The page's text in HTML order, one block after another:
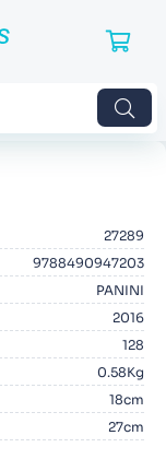
27289
9788490947203
PANINI
2016
128
0.58Kg
18cm
27cm